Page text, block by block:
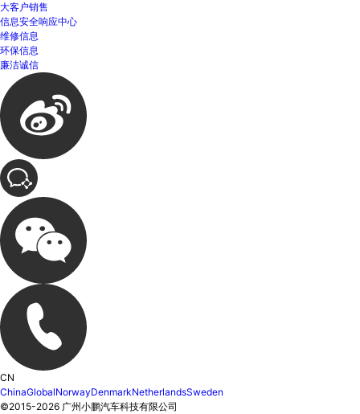
大客户销售
信息安全响应中心
维修信息
环保信息
廉洁诚信
CN
ChinaGlobalNorwayDenmarkNetherlandsSweden
©2015-2026 广州小鹏汽车科技有限公司